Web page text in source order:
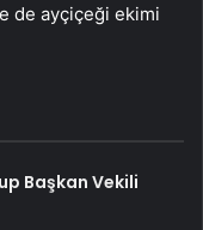
de ayçiçeği ekimi
Başkan Vekili